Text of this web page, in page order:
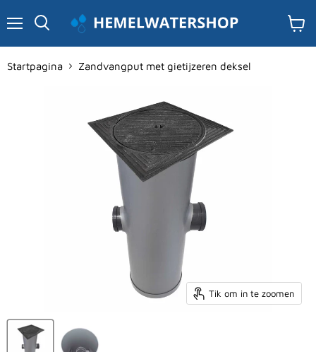
Startpagina
Zandvangput met gietijzeren deksel
Tik om in te zoomen